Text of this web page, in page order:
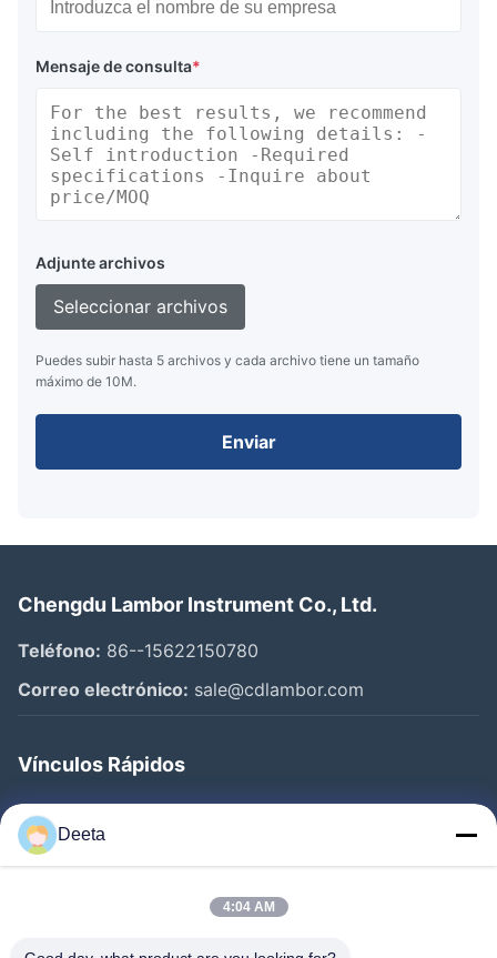
Mensaje de consulta*
Adjunte archivos
Seleccionar archivos
Puedes subir hasta 5 archivos y cada archivo tiene un tamaño
máximo de 10M.
Enviar
Chengdu Lambor Instrument Co., Ltd.
Teléfono: 86--15622150780
Correo electrónico: sale@cdlambor.com
Vínculos Rápidos
Inicio
Productos
Deeta
4:04 AM